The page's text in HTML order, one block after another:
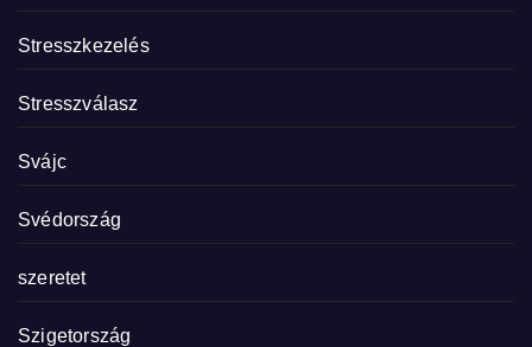
Stresszkezelés
Stresszválasz
Svájc
Svédország
szeretet
Szigetország